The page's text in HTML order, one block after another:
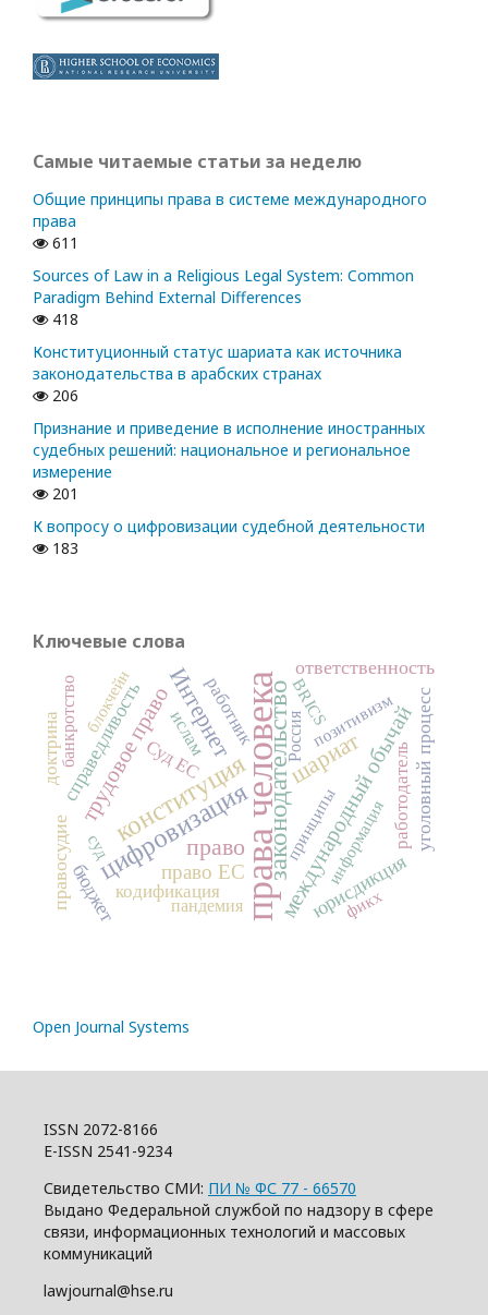
Самые читаемые статьи за неделю
Общие принципы права в системе международного
права
611
Sources of Law in a Religious Legal System: Common
Paradigm Behind External Differences
418
Конституционный статус шариата как источника
законодательства в арабских странах
206
Признание и приведение в исполнение иностранных
судебных решений: национальное и региональное
измерение
201
К вопросу о цифровизации судебной деятельности
183
Ключевые слова
права человека
конституция
цифровизациязаконодательство
право
шариат
Интернет международный обычай
трудовое право
право ЕС
бюджет юрисдикция
ответственность
правосудие
уголовный процесс
справедливостьСуд ЕС
кодификация
работник
ислам
работодатель
доктрина
принципы
суд
банкротство
пандемия
Россия
информация
фикх
блокчейн позитивизм
BRICS
Open Journal Systems
ISSN 2072-8166
E-ISSN 2541-9234
Свидетельство СМИ: ПИ № ФС 77 - 66570
Выдано Федеральной службой по надзору в сфере
связи, информационных технологий и массовых
коммуникаций
lawjournal@hse.ru